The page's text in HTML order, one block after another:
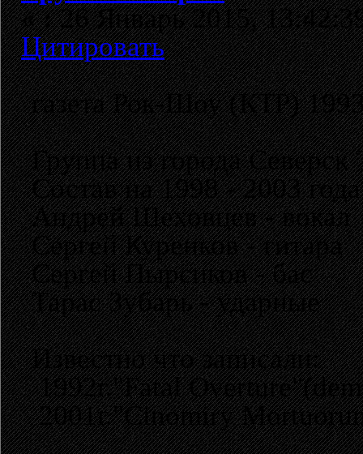
«:26 Январь 2015,
Цитировать
газета Рок-Шоу (КТР)
Группа из города
Состав на 1998 - 2003
Андрей Шеховцев - вокал
Сергей Куренков - гитара
Сергей Пырсиков - бас
Тарас Зубарь - ударные
Известно что записали:
1992г."Fatal
2001г."Cinomiry